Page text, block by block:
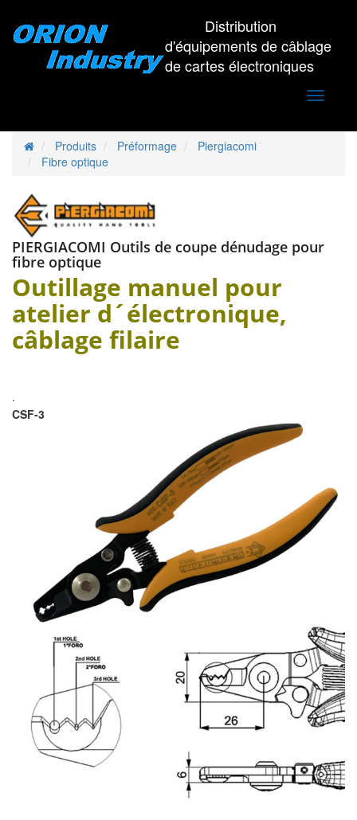
Distribution
d'équipements de câblage
de cartes électroniques
Toggle
Produits Préformage
Piergiacomi
Fibre optique
PIERGIACOMI Outils de coupe dénudage pour
fibre optique
Outillage manuel pour
atelier d´électronique,
câblage filaire
.
CSF-3